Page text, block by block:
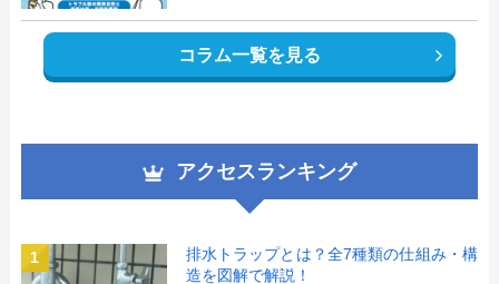
コラム一覧を見る
アクセスランキング
1
排水トラップとは？全7種類の仕組み・構
造を図解で解説！